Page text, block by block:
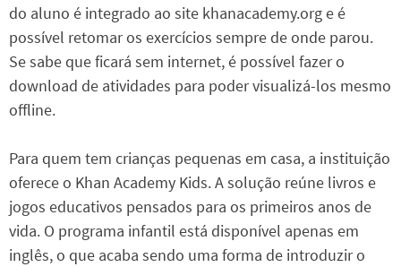
do aluno é integrado ao site khanacademy.org e é
possível retomar os exercícios sempre de onde parou.
Se sabe que ficará sem internet, é possível fazer o
download de atividades para poder visualizá-los mesmo
offline.
Para quem tem crianças pequenas em casa, a instituição
oferece o Khan Academy Kids. A solução reúne livros e
jogos educativos pensados para os primeiros anos de
vida. O programa infantil está disponível apenas em
inglês, o que acaba sendo uma forma de introduzir o